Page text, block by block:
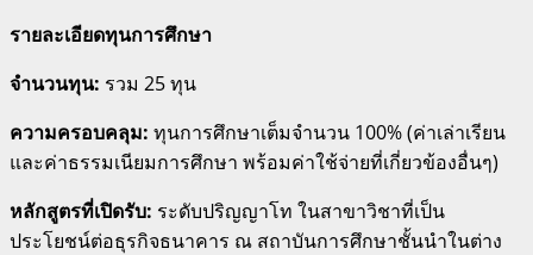
รายละเอียดทุนการศึกษา
จำนวนทุน: รวม 25 ทุน
ความครอบคลุม: ทุนการศึกษาเต็มจำนวน 100% (ค่าเล่าเรียน
และค่าธรรมเนียมการศึกษา พร้อมค่าใช้จ่ายที่เกี่ยวข้องอื่นๆ)
หลักสูตรที่เปิดรับ: ระดับปริญญาโท ในสาขาวิชาที่เป็น
ประโยชน์ต่อธุรกิจธนาคาร ณ สถาบันการศึกษาชั้นนำในต่าง